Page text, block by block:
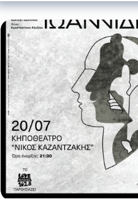
Donnerstag,
den
14.
Juli
in
Agios
Nikolaos